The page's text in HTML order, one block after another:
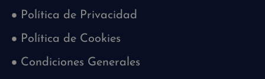
Política de Privacidad
Política de Cookies
Condiciones Generales